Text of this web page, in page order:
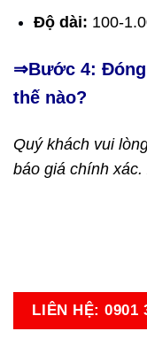
Độ dài: 100-
⇒Bước 4: Đóng
thế nào?
Quý khách vui
báo giá chính
LIÊN HỆ: 0901